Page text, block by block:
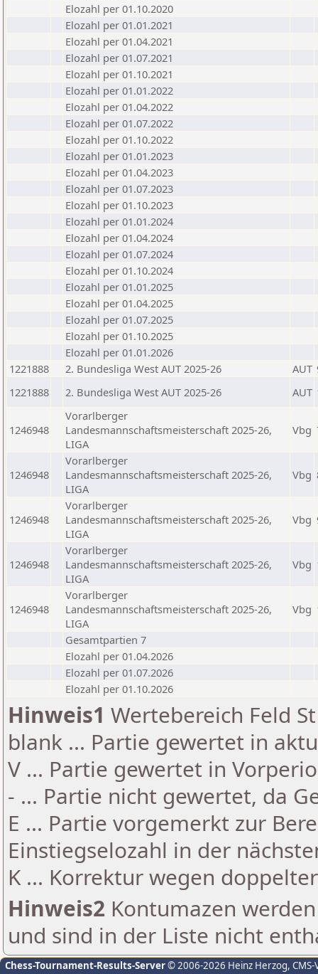
Elozahl per 01.10.2020
Elozahl per 01.01.2021
Elozahl per 01.04.2021
Elozahl per 01.07.2021
Elozahl per 01.10.2021
Elozahl per 01.01.2022
Elozahl per 01.04.2022
Elozahl per 01.07.2022
Elozahl per 01.10.2022
Elozahl per 01.01.2023
Elozahl per 01.04.2023
Elozahl per 01.07.2023
Elozahl per 01.10.2023
Elozahl per 01.01.2024
Elozahl per 01.04.2024
Elozahl per 01.07.2024
Elozahl per 01.10.2024
Elozahl per 01.01.2025
Elozahl per 01.04.2025
Elozahl per 01.07.2025
Elozahl per 01.10.2025
Elozahl per 01.01.2026
1221888
2. Bundesliga West AUT 2025-26 AUT
1221888
2. Bundesliga West AUT 2025-26 AUT
1246948
Vorarlberger
Landesmannschaftsmeisterschaft 2025-26,
LIGA
Vbg
1246948
Vorarlberger
Landesmannschaftsmeisterschaft 2025-26,
LIGA
Vbg
1246948
Vorarlberger
Landesmannschaftsmeisterschaft 2025-26,
LIGA
Vbg
1246948
Vorarlberger
Landesmannschaftsmeisterschaft 2025-26,
LIGA
Vbg
1246948
Vorarlberger
Landesmannschaftsmeisterschaft 2025-26,
LIGA
Vbg
Gesamtpartien 7
Elozahl per 01.04.2026
Elozahl per 01.07.2026
Elozahl per 01.10.2026
Hinweis1 Wertebereich Feld
blank ... Partie gewertet in
V ... Partie gewertet in
- ... Partie nicht gewertet, da
E ... Partie vorgemerkt zur
Einstiegselozahl in der
K ... Korrektur wegen
Hinweis2 Kontumazen
und sind in der Liste nicht
Chess-Tournament-Results-Server© 2006-2026 Heinz Herzog,